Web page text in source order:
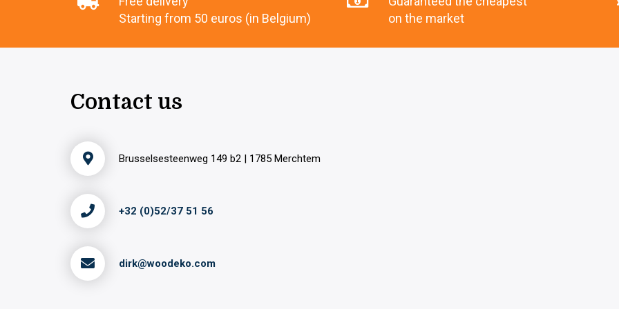
Starting from 50 euros (in Belgium)
on the market
Contact us
Brusselsesteenweg 149 b2 | 1785 Merchtem
+32 (0)52/37 51 56
dirk@woodeko.com